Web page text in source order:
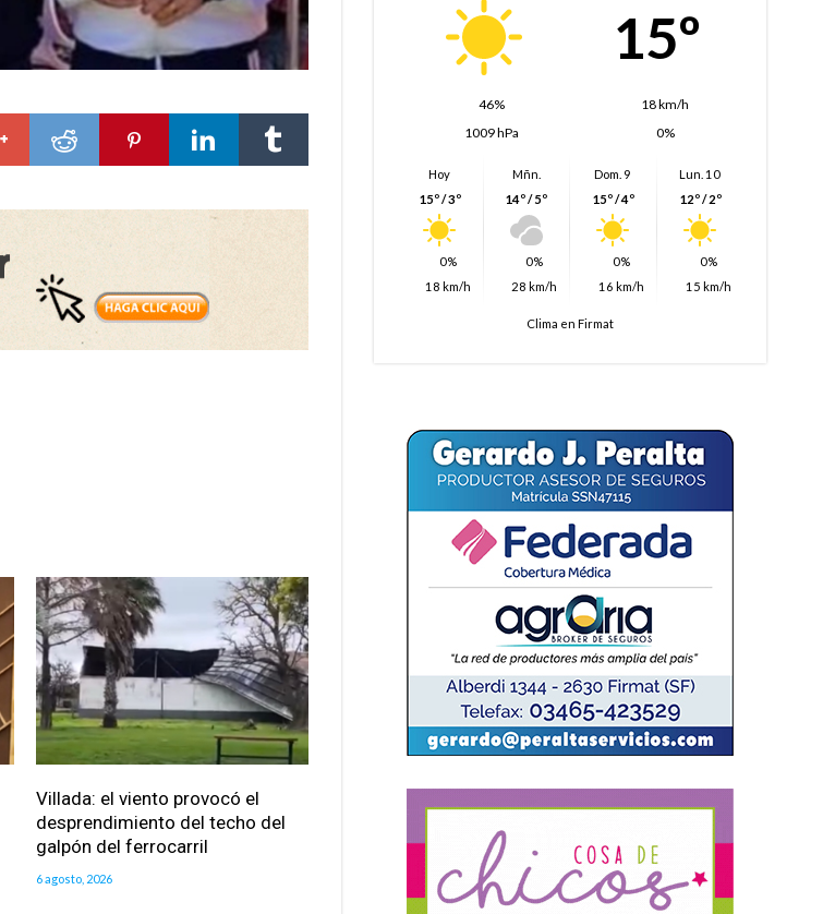
Villada: el viento provocó el
desprendimiento del techo del
galpón del ferrocarril
6 agosto, 2026
15º
46%
18 km/h
1009 hPa
0%
Hoy
15º / 3º
0%
18 km/h
Mñn.
14º / 5º
0%
28 km/h
Dom. 9
15º / 4º
0%
16 km/h
Lun. 10
12º / 2º
0%
15 km/h
Clima en Firmat